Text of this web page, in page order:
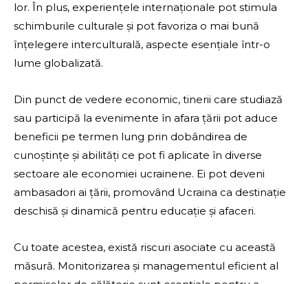
lor. În plus, experiențele internaționale pot stimula
schimburile culturale și pot favoriza o mai bună
înțelegere interculturală, aspecte esențiale într-o
lume globalizată.
Din punct de vedere economic, tinerii care studiază
sau participă la evenimente în afara țării pot aduce
beneficii pe termen lung prin dobândirea de
cunoștințe și abilități ce pot fi aplicate în diverse
sectoare ale economiei ucrainene. Ei pot deveni
ambasadori ai țării, promovând Ucraina ca destinație
deschisă și dinamică pentru educație și afaceri.
Cu toate acestea, există riscuri asociate cu această
măsură. Monitorizarea și managementul eficient al